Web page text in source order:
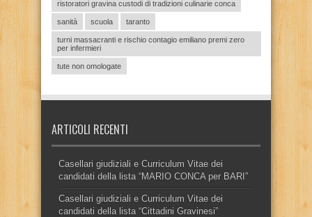
ristoratori gravina custodi di tradizioni culinarie conca
sanità scuola taranto
turni massacranti e rischio contagio emiliano premi zero
per infermieri
tute non omologate
ARTICOLI RECENTI
Casellari giudiziali e Curriculum Vitae dei
candidati della lista “MARIO CONCA per BARI”
Casellari giudiziali e Curriculum Vitae dei
candidati della lista “Cittadini Gravinesi”